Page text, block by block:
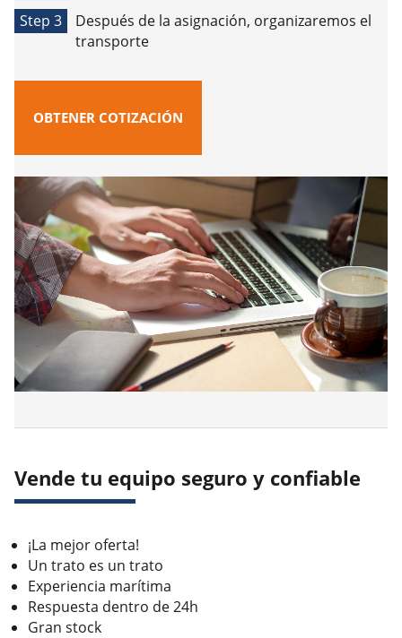
Step 3
Después de la asignación, organizaremos el
transporte
OBTENER COTIZACIÓN
Vende tu equipo seguro y confiable
¡La mejor oferta!
Un trato es un trato
Experiencia marítima
Respuesta dentro de 24h
Gran stock